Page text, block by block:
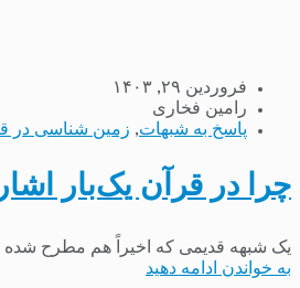
فروردین ۲۹, ۱۴۰۳
رامین فخاری
پاسخ به شبهات, زمین شناسی در
چرا در قرآن یک‌بار
یک شبهه قدیمی که اخیراً هم مطرح شده است این مساله است که چرا
به خواندن ادامه دهید